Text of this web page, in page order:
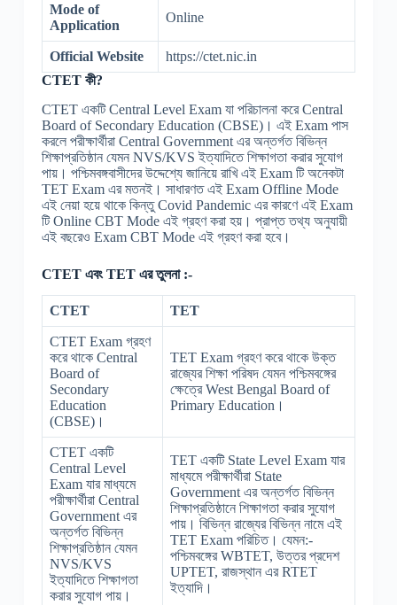
Mode of
Application
Online
Official Website
https://ctet.nic.in
CTET কী?
CTET একটি Central Level Exam যা পরিচালনা করে Central
Board of Secondary Education (CBSE)। এই Exam পাস
করলে পরীক্ষার্থীরা Central Government এর অন্তর্গত বিভিন্ন
শিক্ষাপ্রতিষ্ঠান যেমন NVS/KVS ইত্যাদিতে শিক্ষাগতা করার সুযোগ
পায়। পশ্চিমবঙ্গবাসীদের উদ্দেশ্যে জানিয়ে রাখি এই Exam টি অনেকটা
TET Exam এর মতনই। সাধারণত এই Exam Offline Mode
এই নেয়া হয়ে থাকে কিন্তু Covid Pandemic এর কারণে এই Exam
টি Online CBT Mode এই গ্রহণ করা হয়। প্রাপ্ত তথ্য অনুযায়ী
এই বছরেও Exam CBT Mode এই গ্রহণ করা হবে।
CTET এবং TET এর তুলনা :-
CTET TET
CTET Exam গ্রহণ
করে থাকে Central
Board of
Secondary
Education
(CBSE)।
TET Exam গ্রহণ করে থাকে উক্ত
রাজ্যের শিক্ষা পরিষদ যেমন পশ্চিমবঙ্গের
ক্ষেত্রে West Bengal Board of
Primary Education।
CTET একটি
Central Level
Exam যার মাধ্যমে
পরীক্ষার্থীরা Central
Government এর
অন্তর্গত বিভিন্ন
শিক্ষাপ্রতিষ্ঠান যেমন
NVS/KVS
ইত্যাদিতে শিক্ষাগতা
করার সুযোগ পায়।
TET একটি State Level Exam যার
মাধ্যমে পরীক্ষার্থীরা State
Government এর অন্তর্গত বিভিন্ন
শিক্ষাপ্রতিষ্ঠানে শিক্ষাগতা করার সুযোগ
পায়। বিভিন্ন রাজ্যের বিভিন্ন নামে এই
TET Exam পরিচিত। যেমন:-
পশ্চিমবঙ্গের WBTET, উত্তর প্রদেশ
UPTET, রাজস্থান এর RTET
ইত্যাদি।